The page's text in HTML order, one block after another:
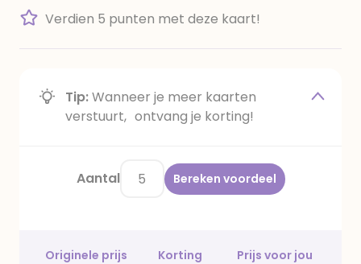
Verdien 5 punten met deze kaart!
Tip:Wanneer je meer kaarten
verstuurt, ontvang je korting!
Aantal Bereken voordeel
Originele prijs Korting
Prijs voor jou